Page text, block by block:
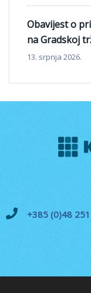
Obavijest o
na Gradskoj
13. srpnja 2026.
+385 (0)48